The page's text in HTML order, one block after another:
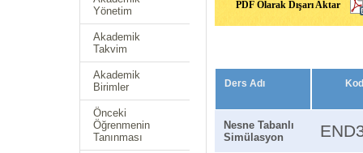
Yönetim
Akademik
Takvim
Akademik
Birimler
Önceki
Öğrenmenin
Tanınması
PDF Olarak Dışarı Aktar
Ders Adı
Nesne Tabanlı
Simülasyon